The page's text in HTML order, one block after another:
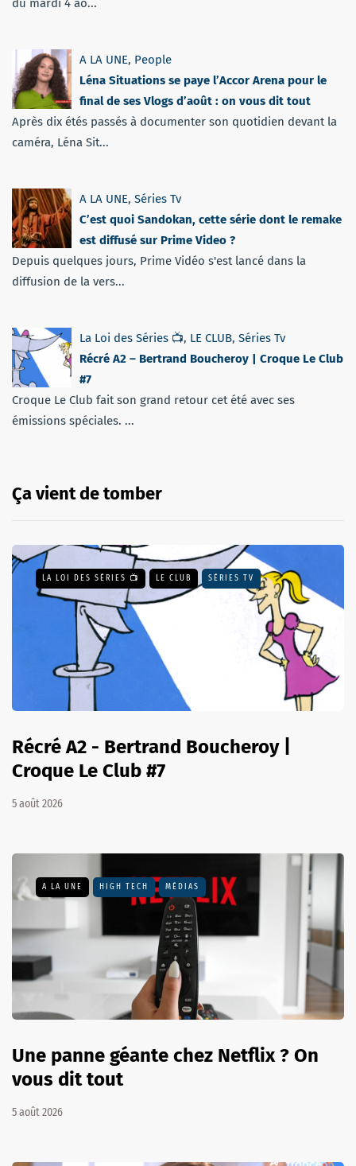
du mardi 4 ao...
A LA UNE, People
Léna Situations se paye l’Accor Arena pour le
final de ses Vlogs d’août : on vous dit tout
Après dix étés passés à documenter son quotidien devant la
caméra, Léna Sit...
A LA UNE, Séries Tv
C’est quoi Sandokan, cette série dont le remake
est diffusé sur Prime Video ?
Depuis quelques jours, Prime Vidéo s'est lancé dans la
diffusion de la vers...
La Loi des Séries 📺, LE CLUB, Séries Tv
Récré A2 – Bertrand Boucheroy | Croque Le Club
#7
Croque Le Club fait son grand retour cet été avec ses
émissions spéciales. ...
Ça vient de tomber
LA LOI DES SÉRIES 📺 LE CLUB SÉRIES TV
Récré A2 - Bertrand Boucheroy |
Croque Le Club #7
5 août 2026
A LA UNE HIGH TECH MÉDIAS
Une panne géante chez Netflix ? On
vous dit tout
5 août 2026